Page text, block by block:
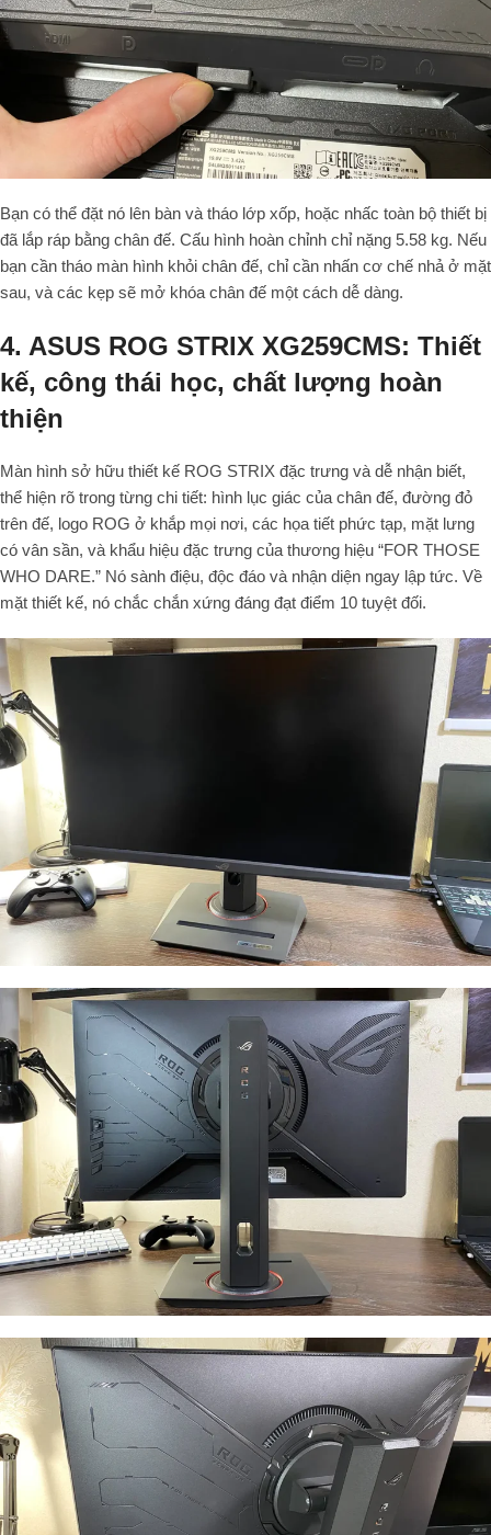
Bạn có thể đặt nó lên bàn và tháo lớp xốp, hoặc nhấc toàn bộ thiết bị
đã lắp ráp bằng chân đế. Cấu hình hoàn chỉnh chỉ nặng 5.58 kg. Nếu
bạn cần tháo màn hình khỏi chân đế, chỉ cần nhấn cơ chế nhả ở mặt
sau, và các kẹp sẽ mở khóa chân đế một cách dễ dàng.
4. ASUS ROG STRIX XG259CMS: Thiết
kế, công thái học, chất lượng hoàn
thiện
Màn hình sở hữu thiết kế ROG STRIX đặc trưng và dễ nhận biết,
thể hiện rõ trong từng chi tiết: hình lục giác của chân đế, đường đỏ
trên đế, logo ROG ở khắp mọi nơi, các họa tiết phức tạp, mặt lưng
có vân sần, và khẩu hiệu đặc trưng của thương hiệu “FOR THOSE
WHO DARE.” Nó sành điệu, độc đáo và nhận diện ngay lập tức. Về
mặt thiết kế, nó chắc chắn xứng đáng đạt điểm 10 tuyệt đối.